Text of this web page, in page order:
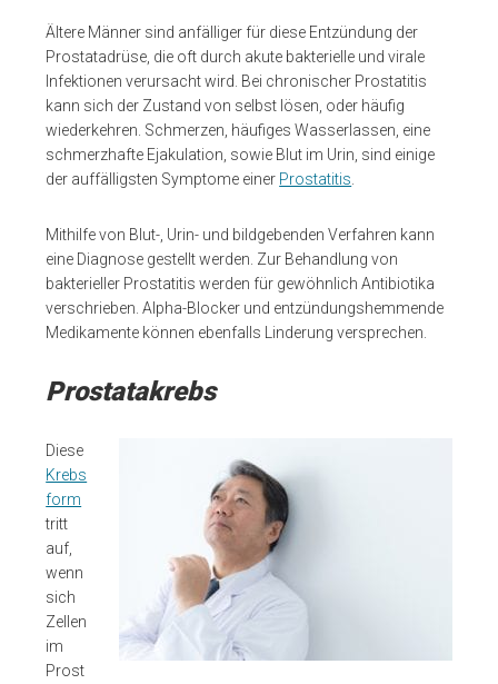
Ältere Männer sind anfälliger für diese Entzündung der
Prostatadrüse, die oft durch akute bakterielle und virale
Infektionen verursacht wird. Bei chronischer Prostatitis
kann sich der Zustand von selbst lösen, oder häufig
wiederkehren. Schmerzen, häufiges Wasserlassen, eine
schmerzhafte Ejakulation, sowie Blut im Urin, sind einige
der auffälligsten Symptome einer Prostatitis
Mithilfe von Blut-, Urin- und bildgebenden Verfahren kann
eine Diagnose gestellt werden. Zur Behandlung von
bakterieller Prostatitis werden für gewöhnlich Antibiotika
verschrieben. Alpha-Blocker und entzündungshemmende
Medikamente können ebenfalls Linderung versprechen.
Prostatakrebs
Diese
Krebs
form
tritt
auf,
wenn
sich
Zellen
im
Prost